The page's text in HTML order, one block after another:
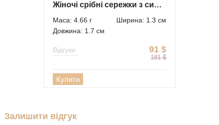
Жіночі срібні сережки з синіми каменями і золотом
Маса: 4.66 г
Ширина: 1.3 см
Довжина: 1.7 см
91 $
181 $
Відгуки
Купити
Залишити відгук